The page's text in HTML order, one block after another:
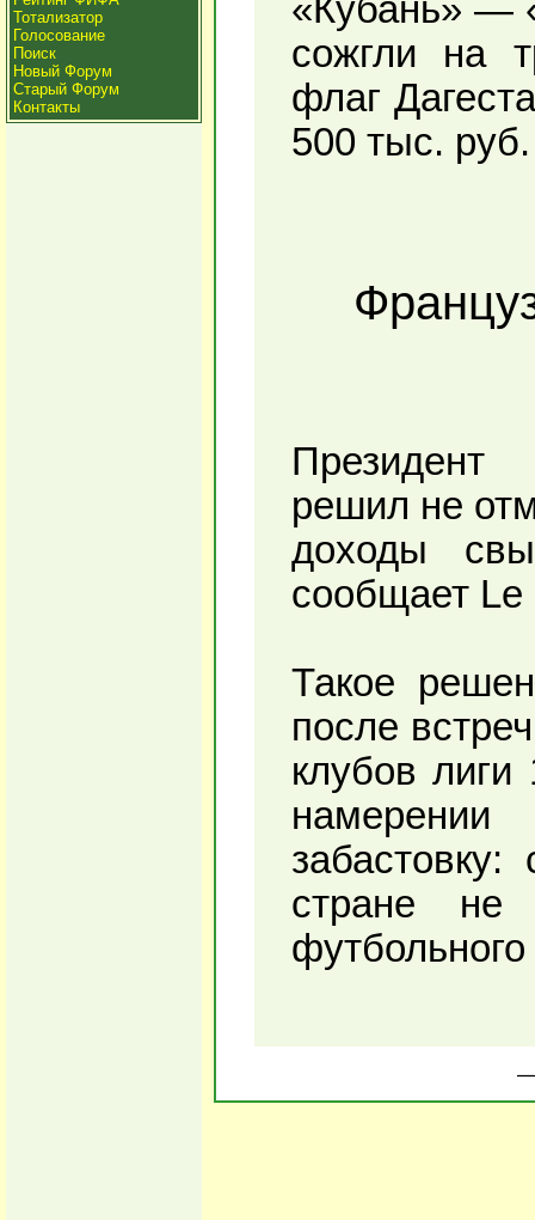
Тотализатор
Голосование
Поиск
Новый Форум
Старый Форум
Контакты
«Кубань» —
сожгли на
флаг
500 тыс. руб.
решил не
доходы
сообщает Le
Такое
после
клубов
намерении
стране не